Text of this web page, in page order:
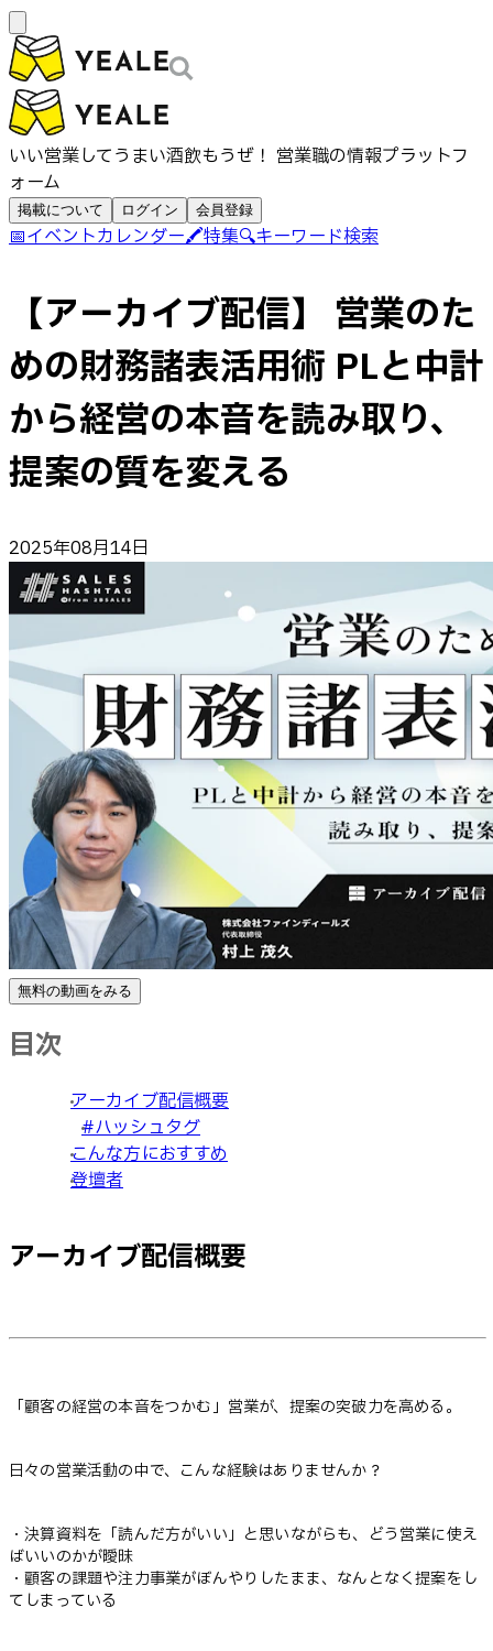
いい営業してうまい酒飲もうぜ！ 営業職の情報プラットフ
ォーム
掲載について ログイン 会員登録
📅イベントカレンダー🖍️特集🔍キーワード検索
【アーカイブ配信】 営業のた
めの財務諸表活用術 PLと中計
から経営の本音を読み取り、
提案の質を変える
2025年08月14日
無料の動画をみる
目次
アーカイブ配信概要
#ハッシュタグ
こんな方におすすめ
登壇者
アーカイブ配信概要
「顧客の経営の本音をつかむ」営業が、提案の突破力を高める。
日々の営業活動の中で、こんな経験はありませんか？
・決算資料を「読んだ方がいい」と思いながらも、どう営業に使え
ばいいのかが曖昧
・顧客の課題や注力事業がぼんやりしたまま、なんとなく提案をし
てしまっている